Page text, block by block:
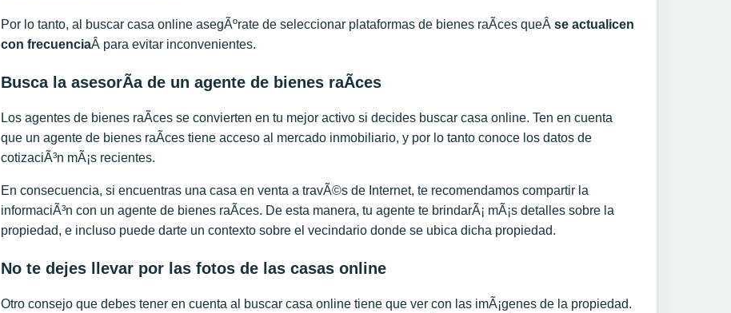
Por lo tanto, al buscar casa online asegÃºrate de seleccionar plataformas de bienes raÃ­ces queÂ se actualicen
con frecuenciaÂ para evitar inconvenientes.
Busca la asesorÃ­a de un agente de bienes raÃ­ces
Los agentes de bienes raÃ­ces se convierten en tu mejor activo si decides buscar casa online. Ten en cuenta
que un agente de bienes raÃ­ces tiene acceso al mercado inmobiliario, y por lo tanto conoce los datos de
cotizaciÃ³n mÃ¡s recientes.
En consecuencia, si encuentras una casa en venta a travÃ©s de Internet, te recomendamos compartir la
informaciÃ³n con un agente de bienes raÃ­ces. De esta manera, tu agente te brindarÃ¡ mÃ¡s detalles sobre la
propiedad, e incluso puede darte un contexto sobre el vecindario donde se ubica dicha propiedad.
No te dejes llevar por las fotos de las casas online
Otro consejo que debes tener en cuenta al buscar casa online tiene que ver con las imÃ¡genes de la propiedad.